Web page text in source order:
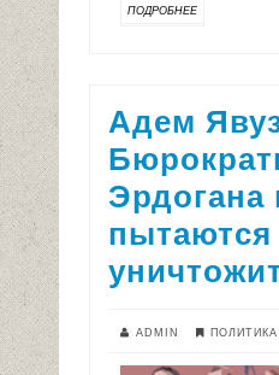
ПОДРОБНЕЕ
Адем
Эрдогана
пытаются
ADMIN ПОЛИТИКА